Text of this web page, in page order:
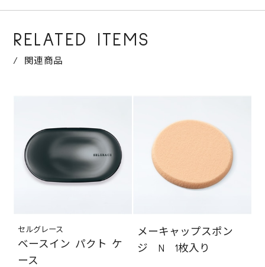
RELATED ITEMS
関連商品
セルグレース
ベースイン パクト ケ
ース
メーキャップスポン
ジ N 1枚入り